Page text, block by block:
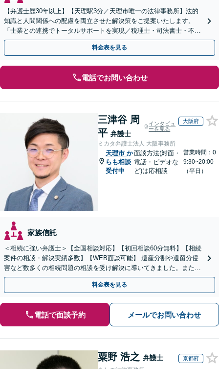
【弁護士歴30年以上】【天理駅3分／天理市唯一の法律事務所】法的
知識と人間関係への配慮を両立させた解決策をご提案いたします。
「士業との連携でトータルサポートを実現／税理士・司法書士・不動
産鑑定士など」生前対策や遺言書作成もお任せください
料金表を見る
電話でお問い合わせ
三津谷 周
平 弁護士
インタビュ
ーを見る
大阪府
ミカタ弁護士法人 大阪事務所
天理市 か
らも相談
受付中
面談方法(対面・
電話・ビデオな
ど)は応相談
営業時間：0
9:30~20:00
（平日）
家族信託
＜相続に強い弁護士＞【全国相談対応】【初回相談60分無料】【相続
案件の相談・解決実績多数】【WEB面談可能】 遺産分割や遺留分侵
害など数多くの相続問題の相談を受け解決に導いてきました。また、
過去に１００件超の遺言作成のお手伝いをしました。
料金表を見る
電話で面談予約 メールでお問い合わせ
粟野 浩之 弁護士 京都府